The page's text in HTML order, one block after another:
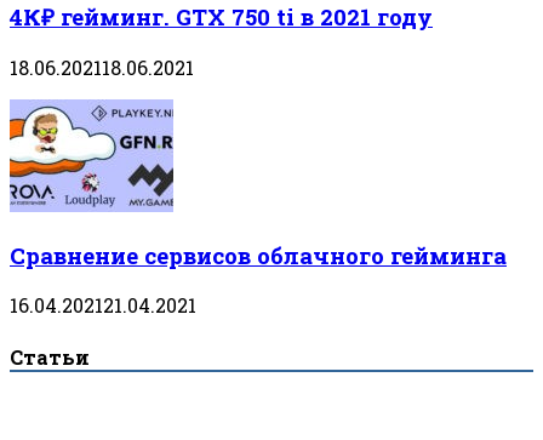
4К₽ гейминг. GTX 750 ti в 2021 году
18.06.202118.06.2021
Сравнение сервисов облачного гейминга
16.04.202121.04.2021
Статьи